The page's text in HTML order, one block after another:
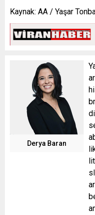
Kaynak: AA / Yaşar
Derya Baran